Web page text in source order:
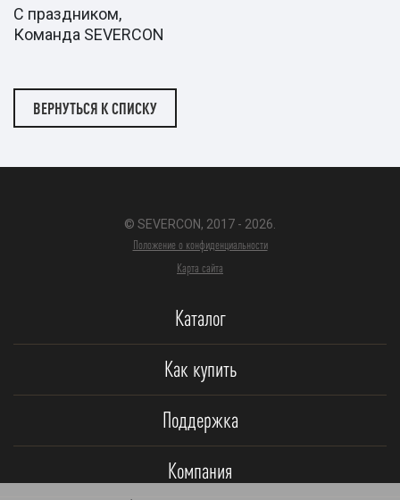
С праздником,
Команда SEVERCON
ВЕРНУТЬСЯ К СПИСКУ
© SEVERCON, 2017 - 2026.
Положение о конфиденциальности
Карта сайта
Каталог
Как купить
Поддержка
Компания